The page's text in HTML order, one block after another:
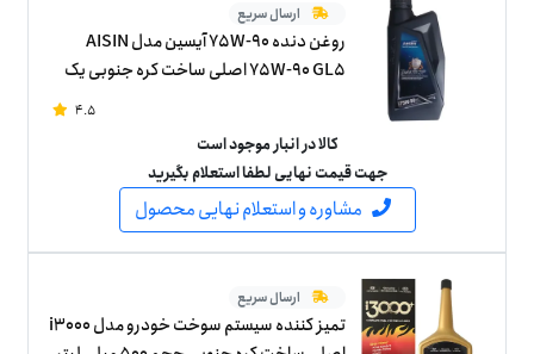
ارسال سریع
روغن دنده 75W-90 آیسین مدل AISIN
75W-90 GL5 اصلی ساخت کره جنوبی یک
4.5
کالا در انبار موجود است
جهت قیمت نهایی لطفا استعلام بگیرید
مشاوره و استعلام نهایی محصول
ارسال سریع
تمیز کننده سیستم سوخت خودرو مدل i3000